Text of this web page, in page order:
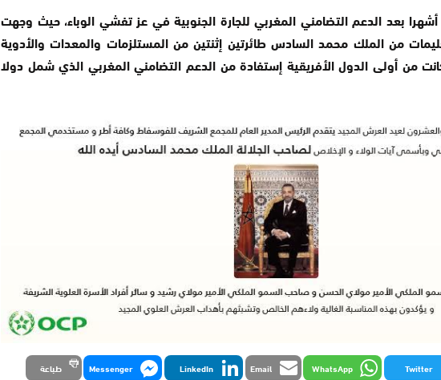
أشهرا بعد الدعم التضامني المغربي للجارة الجنوبية في عز تفشي الوباء، حيث وجهت
من الملك محمد السادس طائرتين إثنتين من المستلزمات والمعدات والأدوية
كانت من أولى الدول الأفريقية إستفادة من الدعم التضامني المغربي الذي شمل دولا
Twitter
WhatsApp
Email
LinkedIn
Messenger طباعة